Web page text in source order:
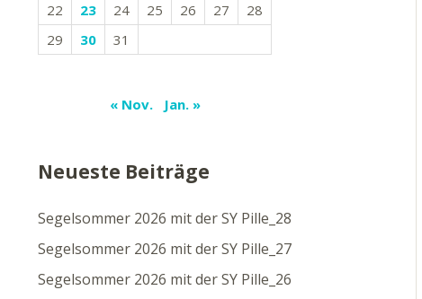
22
23 24 25 26 27
28
29
30 31
« Nov. Jan. »
Neueste Beiträge
Segelsommer 2026 mit der SY Pille_28
Segelsommer 2026 mit der SY Pille_27
Segelsommer 2026 mit der SY Pille_26